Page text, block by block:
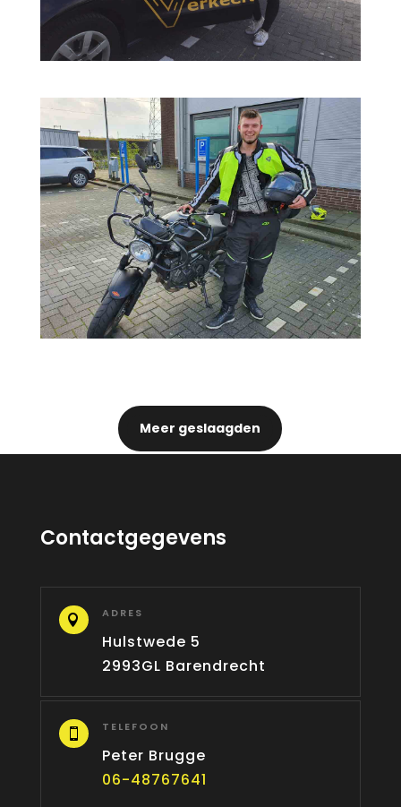
Meer geslaagden
Contactgegevens
 ADRES
Hulstwede 5
2993GL Barendrecht
 TELEFOON
Peter Brugge
06-48767641